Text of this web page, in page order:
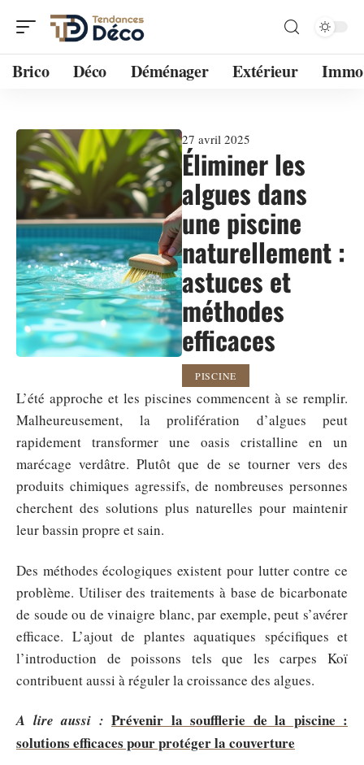
Brico Déco Déménager Extérieur Immo
27 avril 2025
Éliminer les
algues dans
une piscine
naturellement :
astuces et
méthodes
efficaces
PISCINE
L’été approche et les piscines commencent à se remplir.
Malheureusement, la prolifération d’algues peut
rapidement transformer une oasis cristalline en un
marécage verdâtre. Plutôt que de se tourner vers des
produits chimiques agressifs, de nombreuses personnes
cherchent des solutions plus naturelles pour maintenir
leur bassin propre et sain.
Des méthodes écologiques existent pour lutter contre ce
problème. Utiliser des traitements à base de bicarbonate
de soude ou de vinaigre blanc, par exemple, peut s’avérer
efficace. L’ajout de plantes aquatiques spécifiques et
l’introduction de poissons tels que les carpes Koï
contribuent aussi à réguler la croissance des algues.
A lire aussi : Prévenir la soufflerie de la piscine :
solutions efficaces pour protéger la couverture